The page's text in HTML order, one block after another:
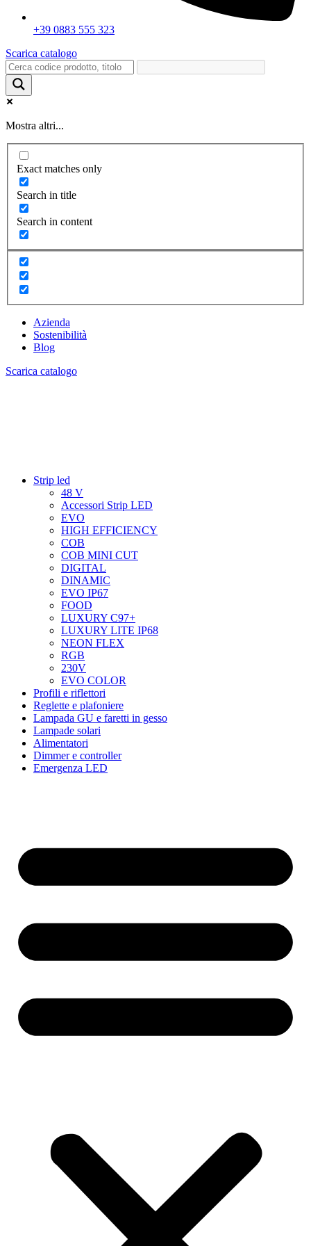
+39 0883 555 323
Scarica catalogo
Mostra altri...
Exact matches only
Search in title
Search in content
Azienda
Sostenibilità
Blog
Scarica catalogo
Strip led
48 V
Accessori Strip LED
EVO
HIGH EFFICIENCY
COB
COB MINI CUT
DIGITAL
DINAMIC
EVO IP67
FOOD
LUXURY C97+
LUXURY LITE IP68
NEON FLEX
RGB
230V
EVO COLOR
Profili e riflettori
Reglette e plafoniere
Lampada GU e faretti in gesso
Lampade solari
Alimentatori
Dimmer e controller
Emergenza LED